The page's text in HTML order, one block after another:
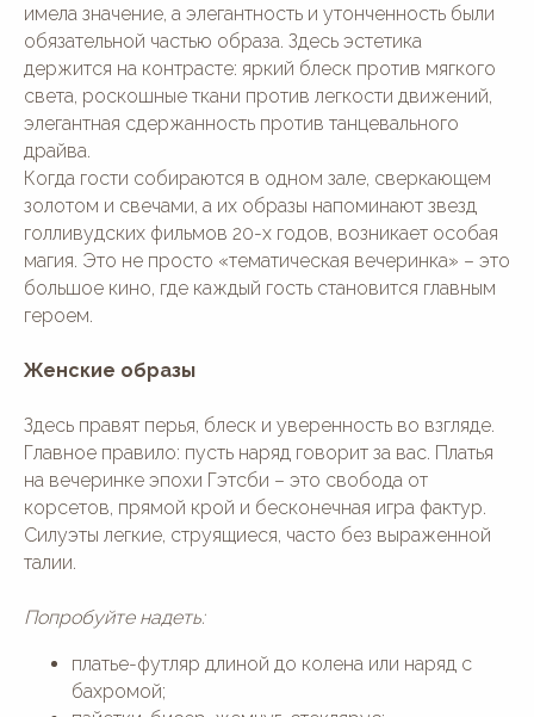
имела значение, а элегантность и утонченность были
обязательной частью образа. Здесь эстетика
держится на контрасте: яркий блеск против мягкого
света, роскошные ткани против легкости движений,
элегантная сдержанность против танцевального
драйва.
Когда гости собираются в одном зале, сверкающем
золотом и свечами, а их образы напоминают звезд
голливудских фильмов 20-х годов, возникает особая
магия. Это не просто «тематическая вечеринка» – это
большое кино, где каждый гость становится главным
героем.
Женские образы
Здесь правят перья, блеск и уверенность во взгляде.
Главное правило: пусть наряд говорит за вас. Платья
на вечеринке эпохи Гэтсби – это свобода от
корсетов, прямой крой и бесконечная игра фактур.
Силуэты легкие, струящиеся, часто без выраженной
талии.
Попробуйте надеть:
платье-футляр длиной до колена или наряд с
бахромой;